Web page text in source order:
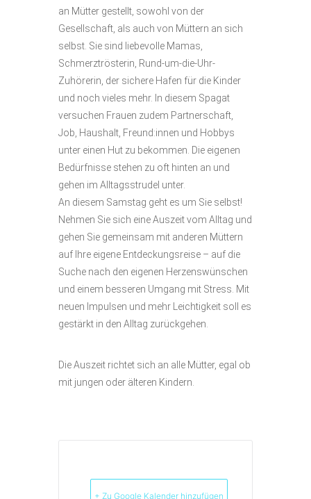
an Mütter gestellt, sowohl von der
Gesellschaft, als auch von Müttern an sich
selbst. Sie sind liebevolle Mamas,
Schmerztrösterin, Rund-um-die-Uhr-
Zuhörerin, der sichere Hafen für die Kinder
und noch vieles mehr. In diesem Spagat
versuchen Frauen zudem Partnerschaft,
Job, Haushalt, Freund:innen und Hobbys
unter einen Hut zu bekommen. Die eigenen
Bedürfnisse stehen zu oft hinten an und
gehen im Alltagsstrudel unter.
An diesem Samstag geht es um Sie selbst!
Nehmen Sie sich eine Auszeit vom Alltag und
gehen Sie gemeinsam mit anderen Müttern
auf Ihre eigene Entdeckungsreise – auf die
Suche nach den eigenen Herzenswünschen
und einem besseren Umgang mit Stress. Mit
neuen Impulsen und mehr Leichtigkeit soll es
gestärkt in den Alltag zurückgehen.
Die Auszeit richtet sich an alle Mütter, egal ob
mit jungen oder älteren Kindern.
+ Zu Google Kalender hinzufügen